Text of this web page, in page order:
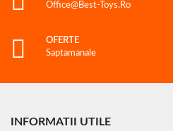
Office@best-Toys.ro
OFERTE
Saptamanale
INFORMATII UTILE